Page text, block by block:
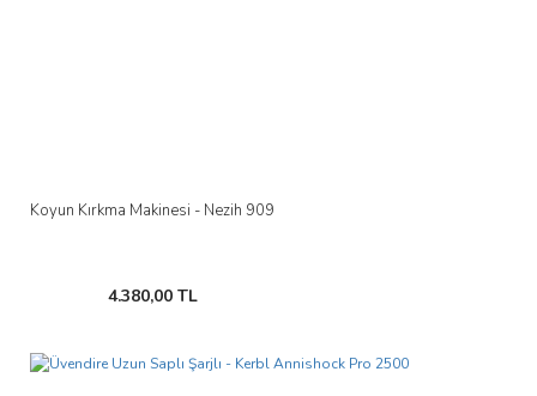
Koyun Kırkma Makinesi - Nezih 909
4.380,00 TL